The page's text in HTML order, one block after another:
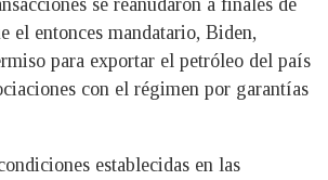
se reanudaron a finales de
el entonces mandatario, Biden,
para exportar el petróleo del país
con el régimen por garantías
establecidas en las